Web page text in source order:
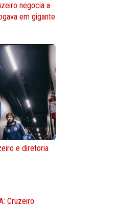
negocia a
em gigante
e diretoria
Cruzeiro